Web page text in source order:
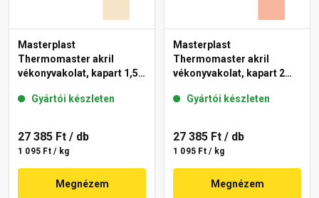
Masterplast
Thermomaster akril
vékonyvakolat, kapart 1,5
Gyártói készleten
27 385 Ft / db
1 095 Ft / kg
Megnézem
Masterplast
Thermomaster akril
vékonyvakolat, kapart 2
Gyártói készleten
27 385 Ft / db
1 095 Ft / kg
Megnézem